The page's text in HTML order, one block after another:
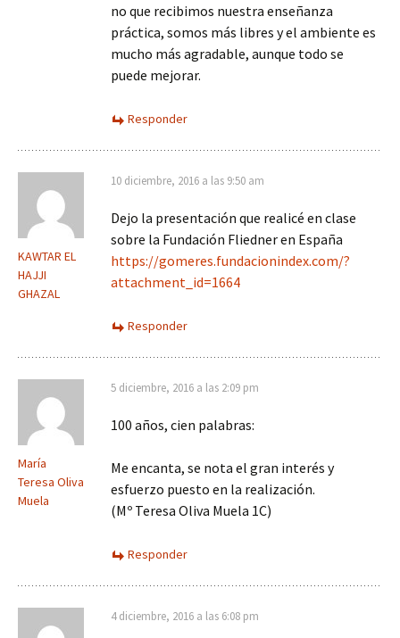
no que recibimos nuestra enseñanza
práctica, somos más libres y el ambiente es
mucho más agradable, aunque todo se
puede mejorar.
Responder
KAWTAR EL
HAJJI
GHAZAL
10 diciembre, 2016 a las 9:50 am
Dejo la presentación que realicé en clase
sobre la Fundación Fliedner en España
https://gomeres.fundacionindex.com/?
attachment_id=1664
Responder
María
Teresa Oliva
Muela
5 diciembre, 2016 a las 2:09 pm
100 años, cien palabras:
Me encanta, se nota el gran interés y
esfuerzo puesto en la realización.
(Mº Teresa Oliva Muela 1C)
Responder
4 diciembre, 2016 a las 6:08 pm